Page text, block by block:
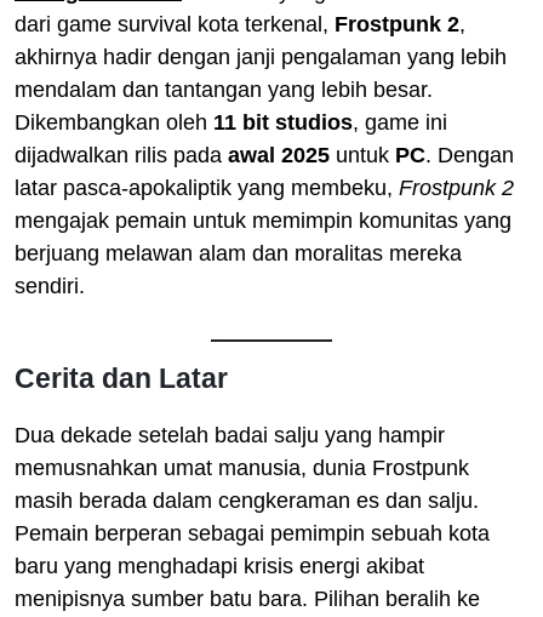
dari game survival kota terkenal, Frostpunk 2,
akhirnya hadir dengan janji pengalaman yang lebih
mendalam dan tantangan yang lebih besar.
Dikembangkan oleh 11 bit studios, game ini
dijadwalkan rilis pada awal 2025 untuk PC. Dengan
latar pasca-apokaliptik yang membeku, Frostpunk 2
mengajak pemain untuk memimpin komunitas yang
berjuang melawan alam dan moralitas mereka
sendiri.
Cerita dan Latar
Dua dekade setelah badai salju yang hampir
memusnahkan umat manusia, dunia Frostpunk
masih berada dalam cengkeraman es dan salju.
Pemain berperan sebagai pemimpin sebuah kota
baru yang menghadapi krisis energi akibat
menipisnya sumber batu bara. Pilihan beralih ke